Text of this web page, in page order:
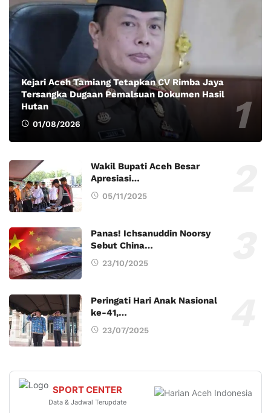
Kejari Aceh Tamiang Tetapkan CV Rimba Jaya
Tersangka Dugaan Pemalsuan Dokumen Hasil
Hutan
01/08/2026
Wakil Bupati Aceh Besar
Apresiasi…
05/11/2025
Panas! Ichsanuddin Noorsy
Sebut China…
23/10/2025
Peringati Hari Anak Nasional
ke-41,…
23/07/2025
SPORT CENTER
Data & Jadwal Terupdate